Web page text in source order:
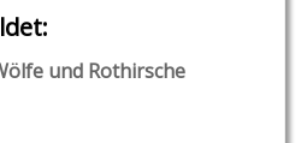
und Rothirsche